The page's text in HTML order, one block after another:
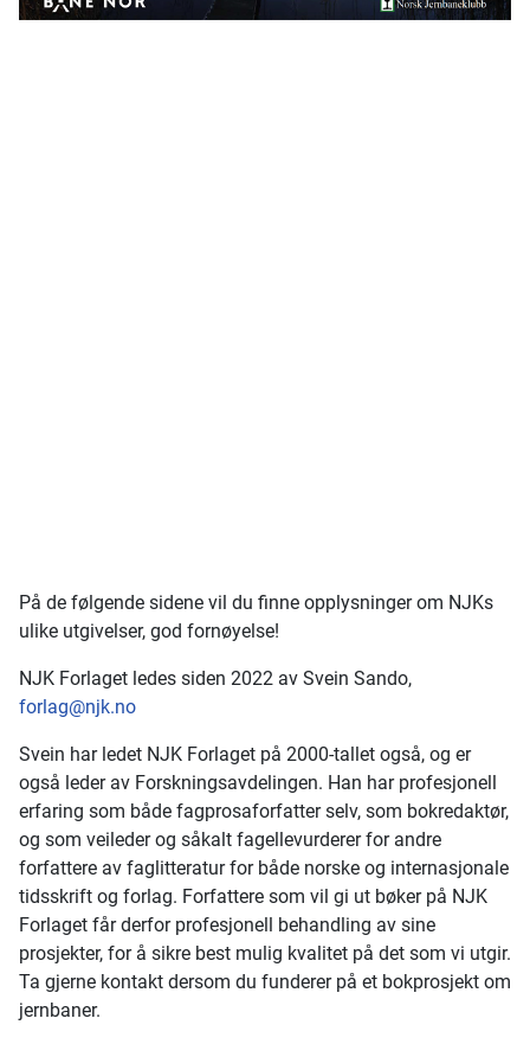
På de følgende sidene vil du finne opplysninger om NJKs
ulike utgivelser, god fornøyelse!
NJK Forlaget ledes siden 2022 av Svein Sando,
forlag@njk.no
Svein har ledet NJK Forlaget på 2000-tallet også, og er
også leder av Forskningsavdelingen. Han har profesjonell
erfaring som både fagprosaforfatter selv, som bokredaktør,
og som veileder og såkalt fagellevurderer for andre
forfattere av faglitteratur for både norske og internasjonale
tidsskrift og forlag. Forfattere som vil gi ut bøker på NJK
Forlaget får derfor profesjonell behandling av sine
prosjekter, for å sikre best mulig kvalitet på det som vi utgir.
Ta gjerne kontakt dersom du funderer på et bokprosjekt om
jernbaner.